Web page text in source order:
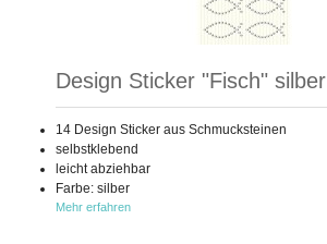
Design Sticker "Fisch" silber
14 Design Sticker aus Schmucksteinen
selbstklebend
leicht abziehbar
Farbe: silber
Mehr erfahren